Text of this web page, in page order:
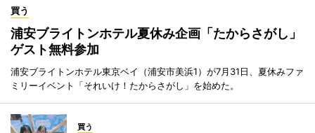
買う
浦安ブライトンホテル夏休み企画「たからさがし」
ゲスト無料参加
浦安ブライトンホテル東京ベイ（浦安市美浜1）が7月31日、夏休みファ
ミリーイベント「それいけ！たからさがし」を始めた。
買う